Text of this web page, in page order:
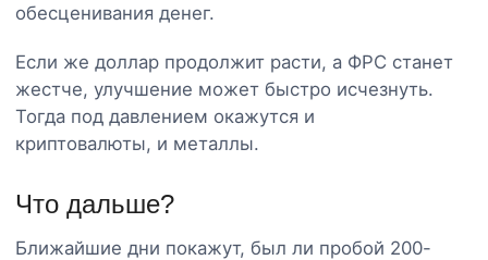
обесценивания денег.
Если же доллар продолжит расти, а ФРС станет
жестче, улучшение может быстро исчезнуть.
Тогда под давлением окажутся и
криптовалюты, и металлы.
Что дальше?
Ближайшие дни покажут, был ли пробой 200-